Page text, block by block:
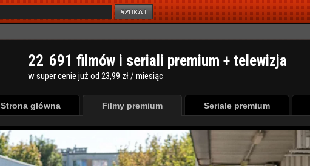
22 691 filmów i seriali premium + telewizja
w super cenie już od 23,99 zł / miesiąc
Strona główna Filmy premium Seriale premium